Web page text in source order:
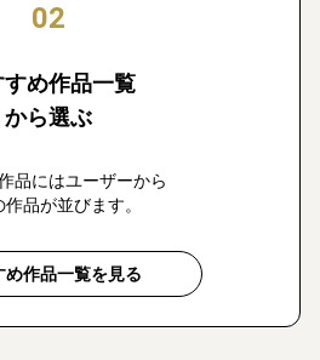
02
すめ作品一覧
から選ぶ
品にはユーザーから
作品が並びます。
め作品一覧を見る